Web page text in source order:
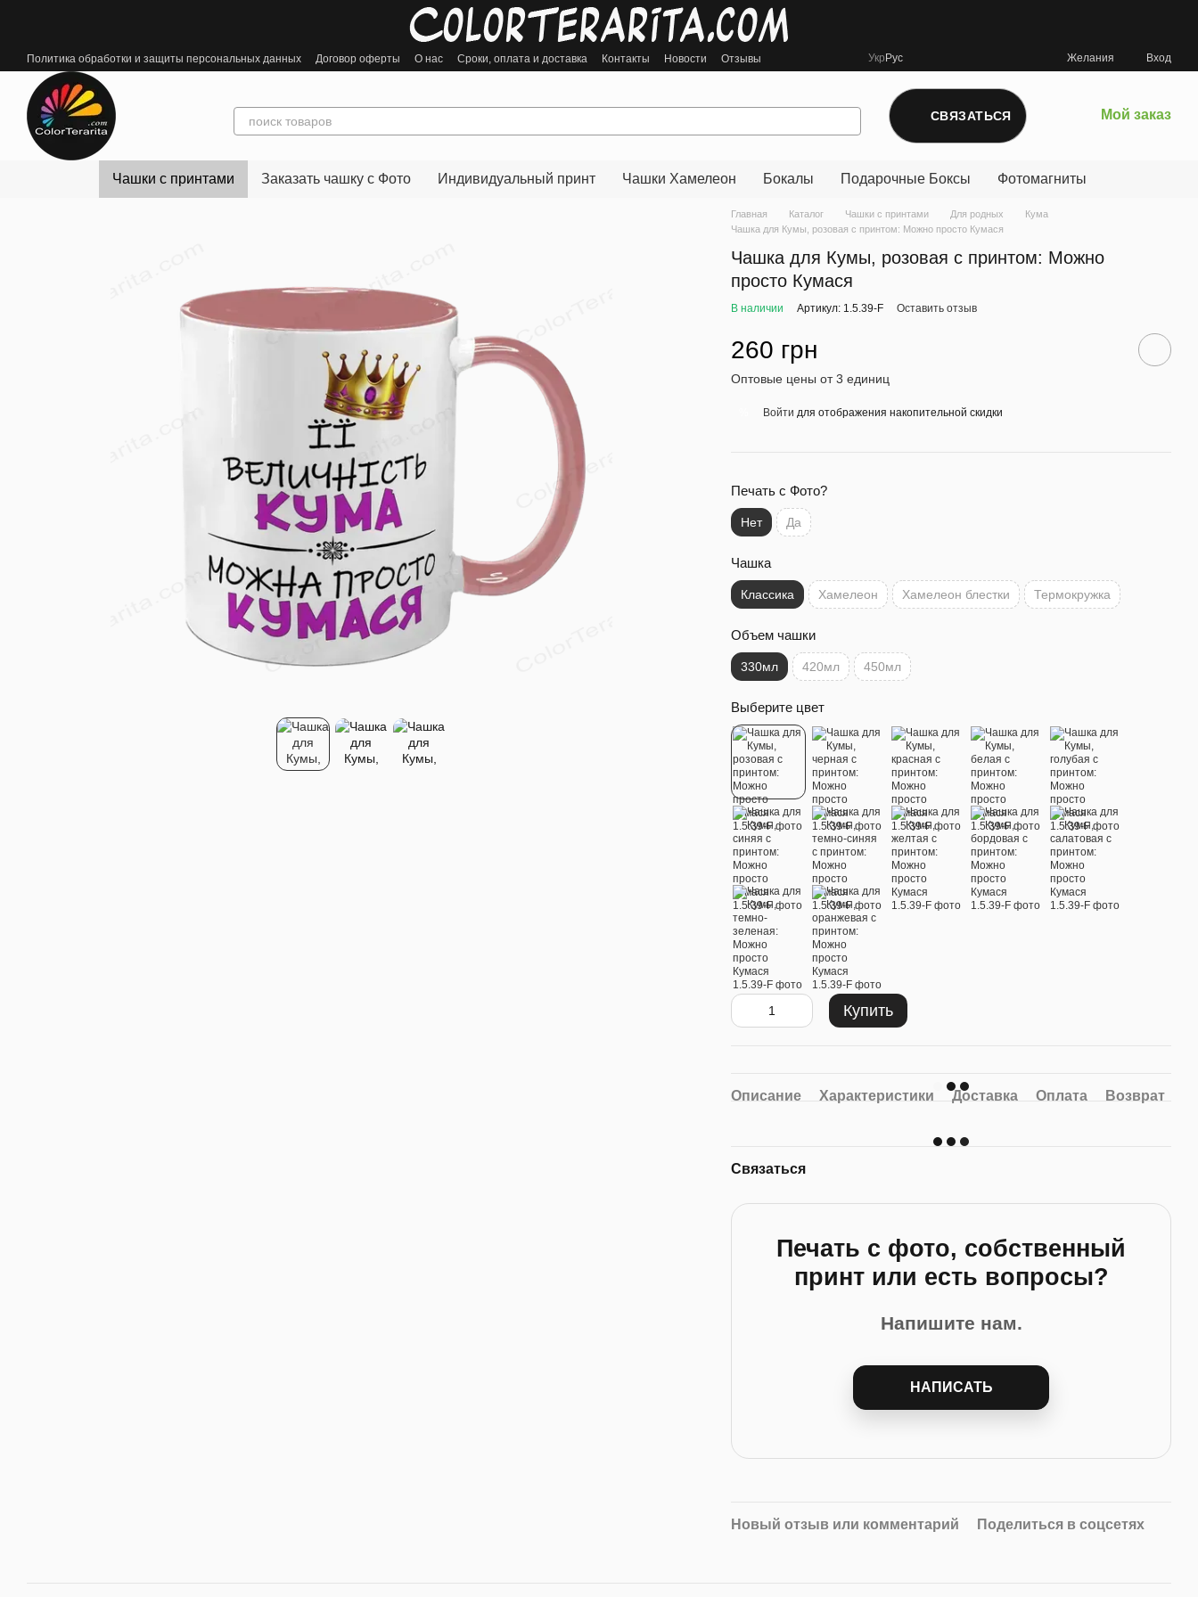
Политика обработки и защиты персональных данных Договор оферты О нас Сроки, оплата и доставка Контакты Новости Отзывы Укр Рус Желания Вход
СВЯЗАТЬСЯ Мой заказ
Чашки с принтами Заказать чашку с Фото Индивидуальный принт Чашки Хамелеон Бокалы Подарочные Боксы Фотомагниты
Главная Каталог Чашки с принтами Для родных
Кума
Чашка для Кумы, розовая с принтом: Можно просто Кумася
Чашка для Кумы, розовая с принтом: Можно
просто Кумася
В наличии Артикул: 1.5.39-F Оставить отзыв
260 грн
Оптовые цены от 3 единиц
Войти для отображения накопительной скидки
Печать с Фото?
Нет Да
Чашка
Классика Хамелеон Хамелеон блестки Термокружка
Объем чашки
330мл 420мл 450мл
Выберите цвет
Купить
Описание Характеристики Доставка Оплата Возврат
Связаться
Печать с фото, собственный
принт или есть вопросы?
Напишите нам.
НАПИСАТЬ
Новый отзыв или комментарий Поделиться в соцсетях